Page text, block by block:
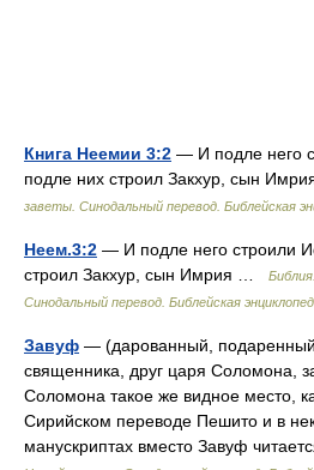
Книга Неемии 3:2 — И подле него
подле них строил Закхур, сын
заветы. Синодальный перевод. Библейская
Неем.3:2 — И подле него строили
строил Закхур, сын Имрия …
Синодальный перевод. Библейская
Завуф — (дарованный,
священника, друг царя Соломона,
Соломона такое же видное место,
Сирийском переводе Пешито и в
манускриптах вместо Завуф